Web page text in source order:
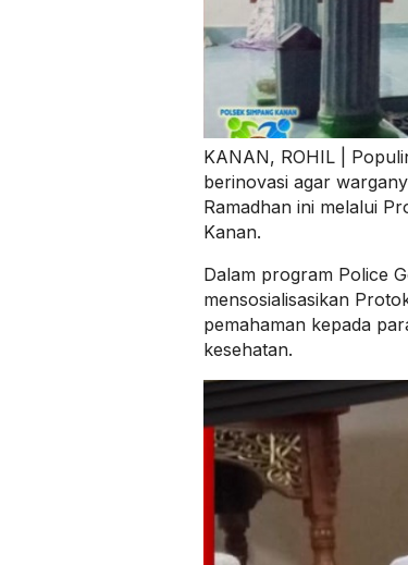
KANAN, ROHIL |
berinovasi agar
Ramadhan ini melalui
Kanan.
Dalam program Police
mensosialisasikan
pemahaman kepada
kesehatan.